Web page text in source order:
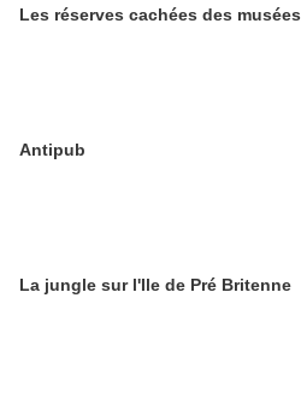
Les réserves cachées des musées
Antipub
La jungle sur l'Ile de Pré Britenne